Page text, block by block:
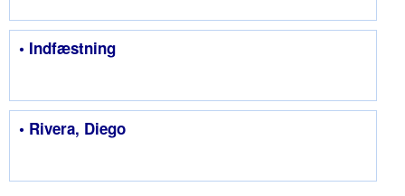
• Indfæstning
• Rivera, Diego